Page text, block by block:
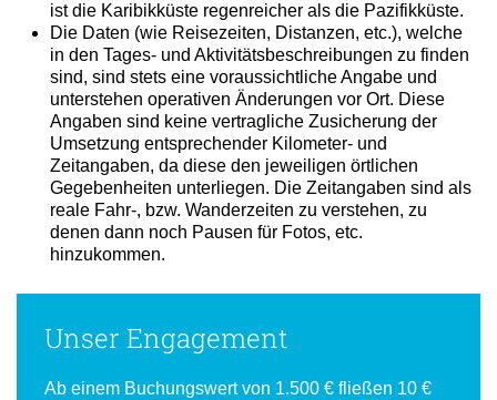
ist die Karibikküste regenreicher als die Pazifikküste.
Die Daten (wie Reisezeiten, Distanzen, etc.), welche
in den Tages- und Aktivitätsbeschreibungen zu finden
sind, sind stets eine voraussichtliche Angabe und
unterstehen operativen Änderungen vor Ort. Diese
Angaben sind keine vertragliche Zusicherung der
Umsetzung entsprechender Kilometer- und
Zeitangaben, da diese den jeweiligen örtlichen
Gegebenheiten unterliegen. Die Zeitangaben sind als
reale Fahr-, bzw. Wanderzeiten zu verstehen, zu
denen dann noch Pausen für Fotos, etc.
hinzukommen.
Unser Engagement
Ab einem Buchungswert von 1.500 € fließen 10 €